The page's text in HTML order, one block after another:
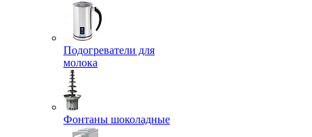
Подогреватели для
молока
Фонтаны шоколадные